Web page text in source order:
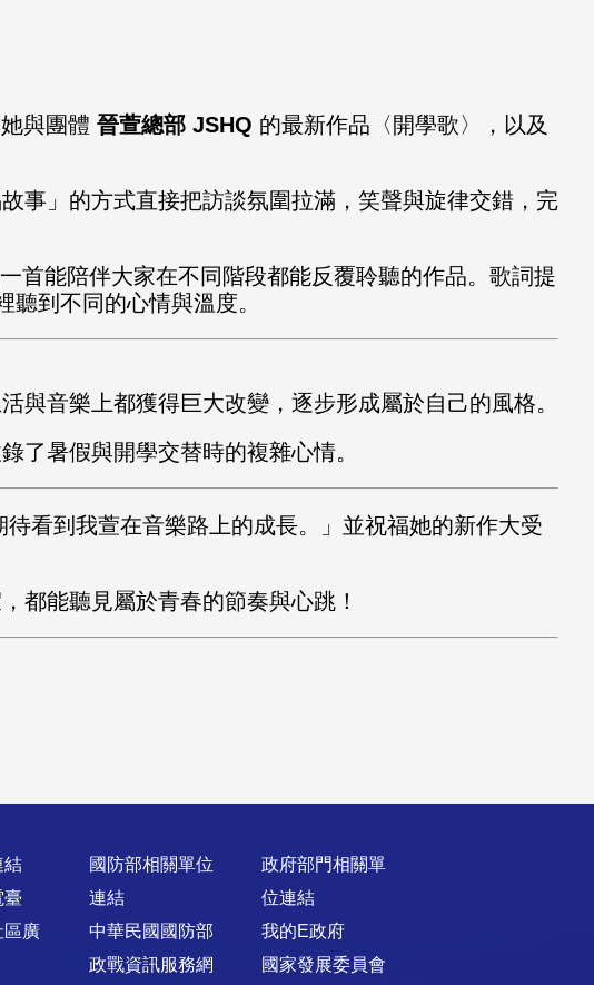
她與團體 晉萱總部 JSHQ 的最新作品〈開學歌〉，以及
」的方式直接把訪談氛圍拉滿，笑聲與旋律交錯，完
首能陪伴大家在不同階段都能反覆聆聽的作品。歌詞提
到不同的心情與溫度。
音樂上都獲得巨大改變，逐步形成屬於自己的風格。
了暑假與開學交替時的複雜心情。
看到我萱在音樂路上的成長。」並祝福她的新作大受
都能聽見屬於青春的節奏與心跳！
結
臺
區廣
國防部相關單位
連結
中華民國國防部
政戰資訊服務網
政府部門相關單
位連結
我的E政府
國家發展委員會